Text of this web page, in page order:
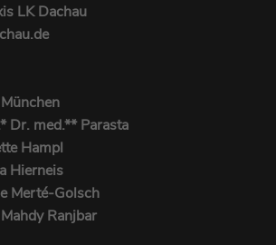
Dr. med.** Parasta
Hampl
Hierneis
Merté-Golsch
Ranjbar
LK Dachau